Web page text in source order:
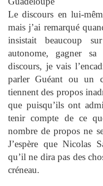
Le discours en lui-
mais j’ai remarqué
insistait beaucoup
autonome, gagner
discours, je vais
parler Guéant ou un
tiennent des propos
que puisqu’ils ont
tenir compte de ce
nombre de propos ne
J’espère que Nicolas
qu’il ne dira pas des
créneau.